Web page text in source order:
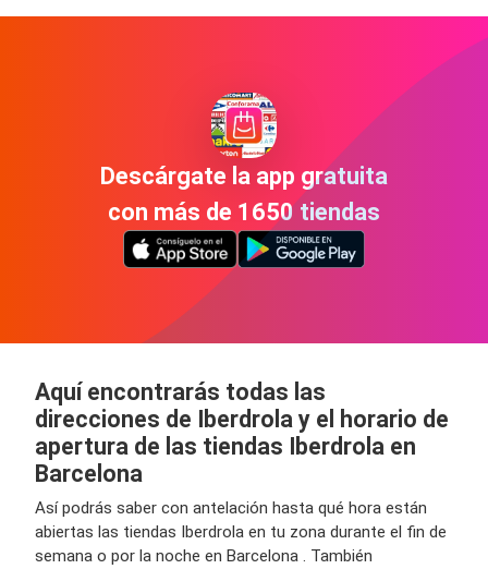
Descárgate la app gratuita
con más de 1650 tiendas
Aquí encontrarás todas las
direcciones de Iberdrola y el horario de
apertura de las tiendas Iberdrola en
Barcelona
Así podrás saber con antelación hasta qué hora están
abiertas las tiendas Iberdrola en tu zona durante el fin de
semana o por la noche en Barcelona . También